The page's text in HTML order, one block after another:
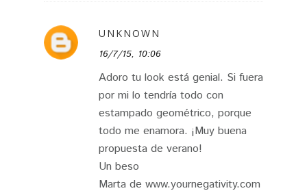
UNKNOWN
16/7/15, 10:06
Adoro tu look está genial. Si fuera
por mi lo tendría todo con
estampado geométrico, porque
todo me enamora. ¡Muy buena
propuesta de verano!
Un beso
Marta de www.yournegativity.com